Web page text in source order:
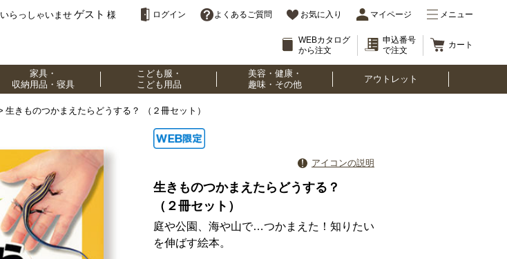
いらっしゃいませ ゲスト 様 ログイン よくあるご質問 お気に入り マイページ メニュー
WEBカタログ
から注文
申込番号
で注文
カート
家具・
収納用品・寝具
こども服・
こども用品
美容・健康・
趣味・その他
アウトレット
生きものつかまえたらどうする？ （２冊セット）
アイコンの説明
生きものつかまえたらどうする？
（２冊セット）
庭や公園、海や山で…つかまえた！知りたい
を伸ばす絵本。